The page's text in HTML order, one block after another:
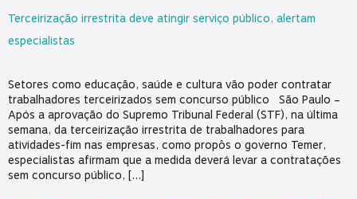
Terceirização irrestrita deve atingir serviço público, alertam
especialistas
Setores como educação, saúde e cultura vão poder contratar
trabalhadores terceirizados sem concurso público São Paulo –
Após a aprovação do Supremo Tribunal Federal (STF), na última
semana, da terceirização irrestrita de trabalhadores para
atividades-fim nas empresas, como propôs o governo Temer,
especialistas afirmam que a medida deverá levar a contratações
sem concurso público, […]